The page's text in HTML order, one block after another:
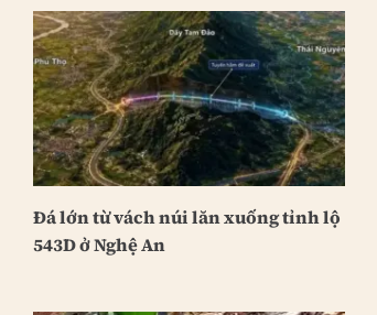
Đá lớn từ vách núi lăn xuống tỉnh lộ
543D ở Nghệ An